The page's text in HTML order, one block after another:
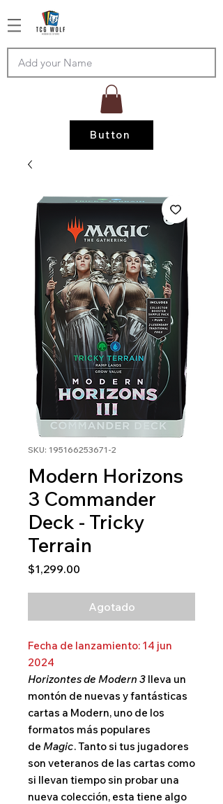
Button
SKU: 195166253671-2
Modern Horizons
3 Commander
Deck - Tricky
Terrain
$1,299.00
Agotado
Fecha de lanzamiento: 14 jun
2024
Horizontes de Modern 3 lleva un
montón de nuevas y fantásticas
cartas a Modern, uno de los
formatos más populares
de Magic. Tanto si tus jugadores
son veteranos de las cartas como
si llevan tiempo sin probar una
nueva colección, esta tiene algo